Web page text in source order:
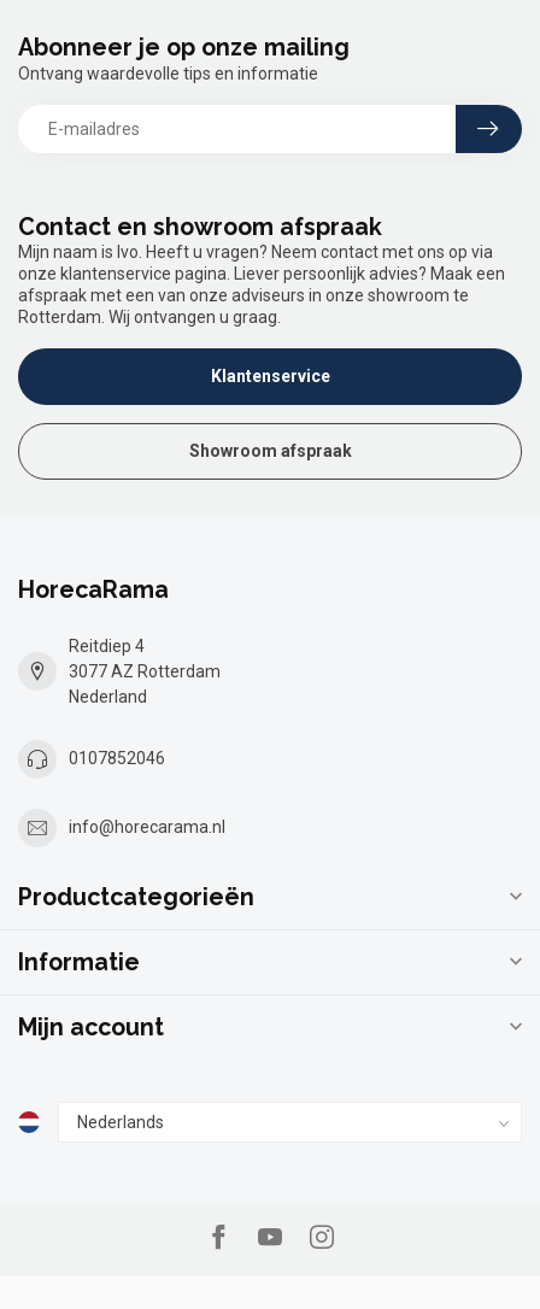
Contact en showroom afspraak
Mijn naam is Ivo. Heeft u vragen? Neem contact met ons op via
onze klantenservice pagina. Liever persoonlijk advies? Maak een
afspraak met een van onze adviseurs in onze showroom te
Rotterdam. Wij ontvangen u graag.
Klantenservice
Showroom afspraak
Abonneer je op onze mailing
Ontvang waardevolle tips en informatie
HorecaRama
Reitdiep 4
3077 AZ Rotterdam
Nederland
0107852046
info@horecarama.nl
Productcategorieën
Informatie
Mijn account